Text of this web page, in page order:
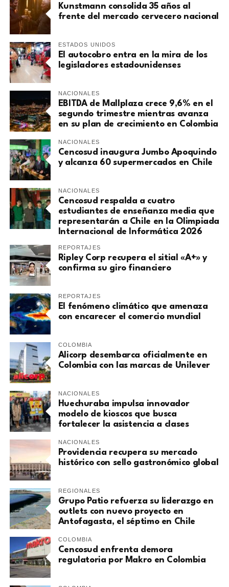
Kunstmann consolida 35 años al
frente del mercado cervecero nacional
ESTADOS UNIDOS
El autocobro entra en la mira de los
legisladores estadounidenses
NACIONALES
EBITDA de Mallplaza crece 9,6% en el
segundo trimestre mientras avanza
en su plan de crecimiento en Colombia
NACIONALES
Cencosud inaugura Jumbo Apoquindo
y alcanza 60 supermercados en Chile
NACIONALES
Cencosud respalda a cuatro
estudiantes de enseñanza media que
representarán a Chile en la Olimpiada
Internacional de Informática 2026
REPORTAJES
Ripley Corp recupera el sitial «A+» y
confirma su giro financiero
REPORTAJES
El fenómeno climático que amenaza
con encarecer el comercio mundial
COLOMBIA
Alicorp desembarca oficialmente en
Colombia con las marcas de Unilever
NACIONALES
Huechuraba impulsa innovador
modelo de kioscos que busca
fortalecer la asistencia a clases
NACIONALES
Providencia recupera su mercado
histórico con sello gastronómico global
REGIONALES
Grupo Patio refuerza su liderazgo en
outlets con nuevo proyecto en
Antofagasta, el séptimo en Chile
COLOMBIA
Cencosud enfrenta demora
regulatoria por Makro en Colombia